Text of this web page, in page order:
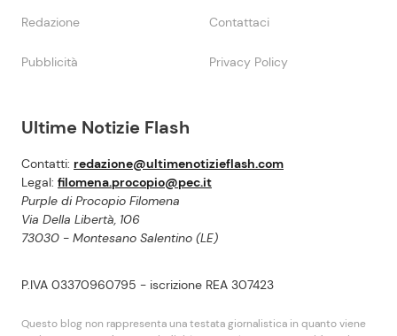
Ultime Notizie Flash
Contatti: redazione@ultimenotizieflash.com
Legal: filomena.procopio@pec.it
Purple di Procopio Filomena
Via Della Libertà, 106
73030 - Montesano Salentino (LE)
P.IVA 03370960795 - iscrizione REA 307423
Questo blog non rappresenta una testata giornalistica in quanto viene
Redazione Contattaci
Pubblicità Privacy Policy